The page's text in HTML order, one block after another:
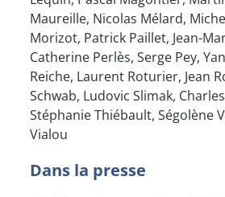
Maureille, Nicolas Mélard,
Morizot, Patrick Paillet, Jean-
Catherine Perlès, Serge Pey,
Reiche, Laurent Roturier, Jean
Schwab, Ludovic Slimak,
Stéphanie Thiébault, Ségolène
Vialou
Dans la presse